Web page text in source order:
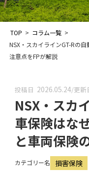
TOP > コラム一覧 >
NSX・スカイラインGT-Rの
注意点をFPが解説
投稿日 2026.05.24/更新
NSX・スカ
車保険はな
と車両保険
カテゴリー名 損害保険